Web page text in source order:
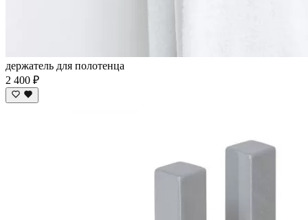
держатель для полотенца
2 400 ₽